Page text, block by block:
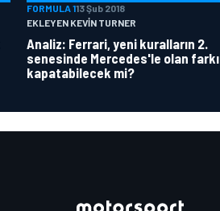
FORMULA 113 Şub 2018
EKLEYEN KEVIN TURNER
Analiz: Ferrari, yeni kuralların 2.
senesinde Mercedes'le olan farkı
kapatabilecek mi?